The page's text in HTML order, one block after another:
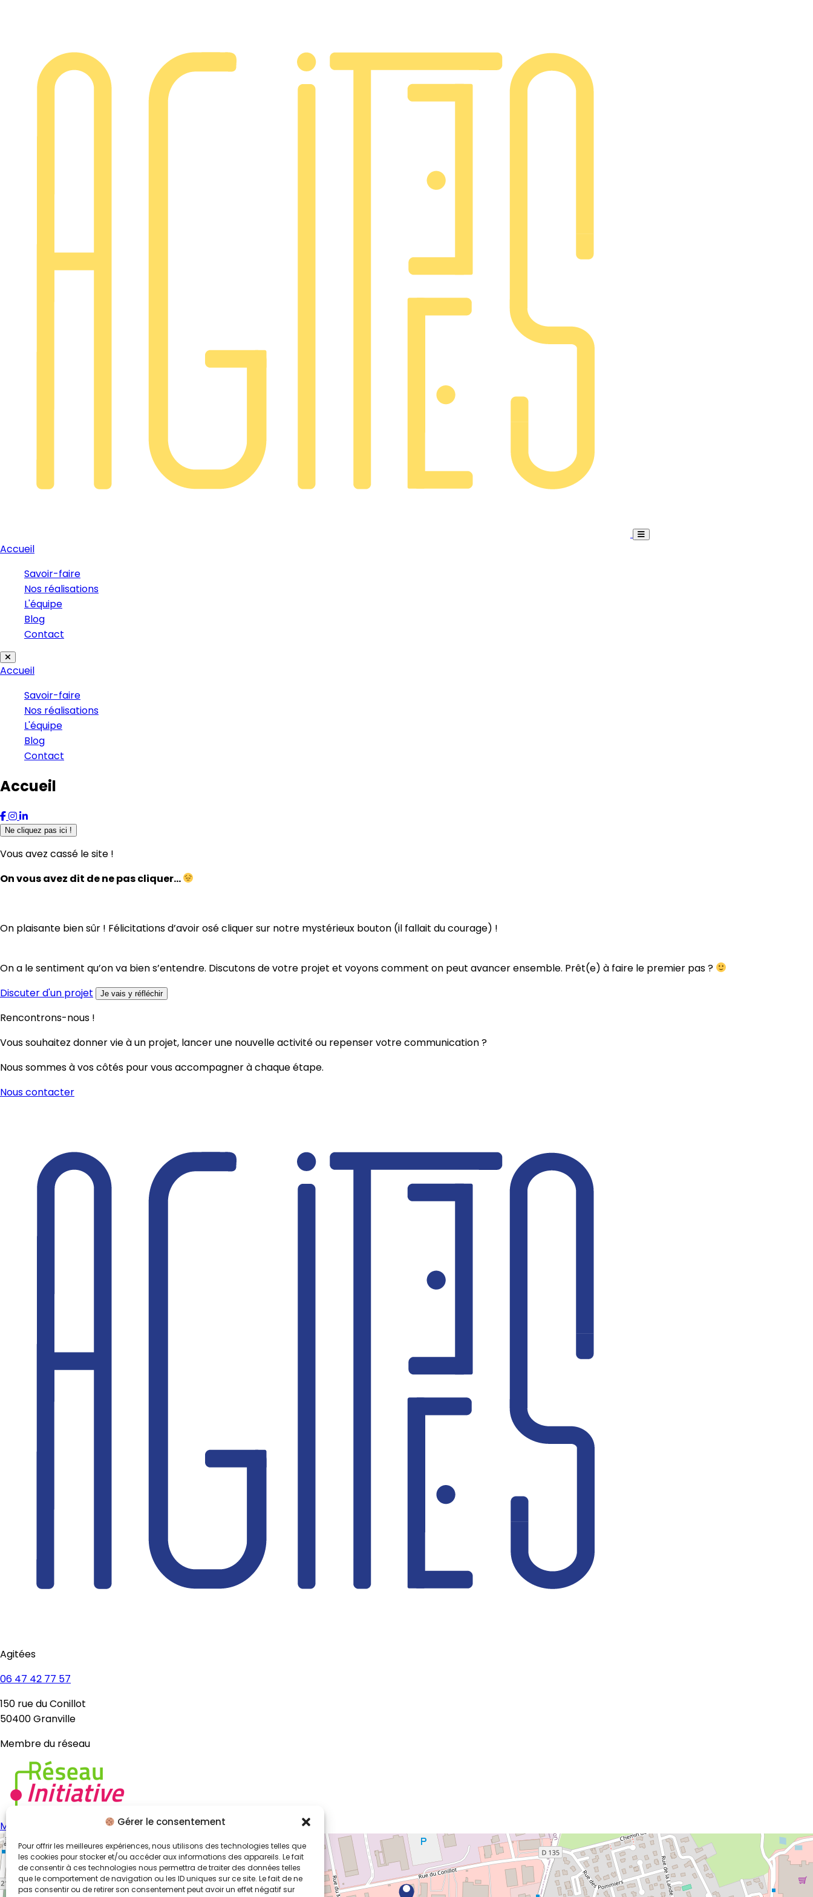
Gérer le consentement
Pour offrir les meilleures expériences, nous utilisons des technologies telles que
les cookies pour stocker et/ou accéder aux informations des appareils. Le fait
de consentir à ces technologies nous permettra de traiter des données telles
que le comportement de navigation ou les ID uniques sur ce site. Le fait de ne
pas consentir ou de retirer son consentement peut avoir un effet négatif sur
Accueil
Savoir-faire
Nos réalisations
L'équipe
Blog
Contact
Accueil
Savoir-faire
Nos réalisations
L'équipe
Blog
Contact
Accueil
Ne cliquez pas ici !
Vous avez cassé le site !
On vous avez dit de ne pas cliquer…
On plaisante bien sûr ! Félicitations d’avoir osé cliquer sur notre mystérieux bouton (il fallait du courage) !
On a le sentiment qu’on va bien s’entendre. Discutons de votre projet et voyons comment on peut avancer ensemble. Prêt(e) à faire le premier pas ?
Discuter d'un projet
Je vais y réfléchir
Rencontrons-nous !
Vous souhaitez donner vie à un projet, lancer une nouvelle activité ou repenser votre communication ?
Nous sommes à vos côtés pour vous accompagner à chaque étape.
Nous contacter
Agitées
06 47 42 77 57
150 rue du Conillot
50400 Granville
Membre du réseau
Mentions légales Politique de confidentialité Politique de cookies